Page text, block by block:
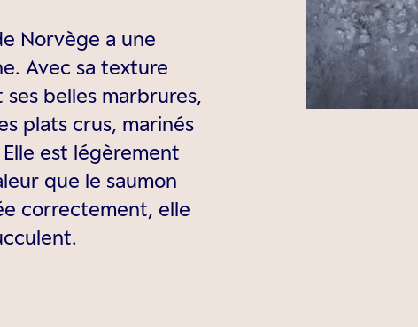
Norvège a une
Avec sa texture
belles marbrures,
plats crus, marinés
est légèrement
que le saumon
correctement, elle